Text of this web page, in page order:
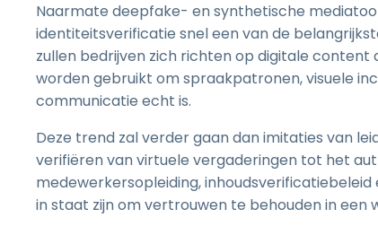
Naarmate deepfake- en synthetische
identiteitsverificatie snel een van de
zullen bedrijven zich richten op digitale
worden gebruikt om spraakpatronen, visuele
communicatie echt is.
Deze trend zal verder gaan dan imitaties van
verifiëren van virtuele vergaderingen tot het
medewerkersopleiding,
in staat zijn om vertrouwen te behouden in